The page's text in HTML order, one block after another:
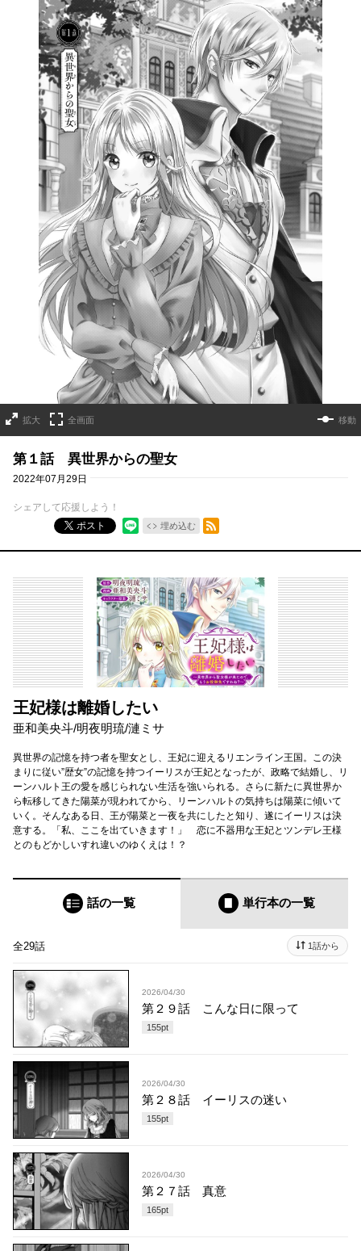
拡大 全画面 移動
第１話 異世界からの聖女
2022年07月29日
シェアして応援しよう！
ポスト
埋め込む
RSSフィード
王妃様は離婚したい
亜和美央斗/明夜明琉/漣ミサ
異世界の記憶を持つ者を聖女とし、王妃に迎えるリエンライン王国。この決
まりに従い”歴女”の記憶を持つイーリスが王妃となったが、政略で結婚し、リ
ーンハルト王の愛を感じられない生活を強いられる。さらに新たに異世界か
ら転移してきた陽菜が現われてから、リーンハルトの気持ちは陽菜に傾いて
いく。そんなある日、王が陽菜と一夜を共にしたと知り、遂にイーリスは決
意する。「私、ここを出ていきます！」 恋に不器用な王妃とツンデレ王様
とのもどかしいすれ違いのゆくえは！？
話の一覧 単行本の一覧
全29話 1話から
2026/04/30
第２９話 こんな日に限って
155pt
2026/04/30
第２８話 イーリスの迷い
155pt
2026/04/30
第２７話 真意
165pt